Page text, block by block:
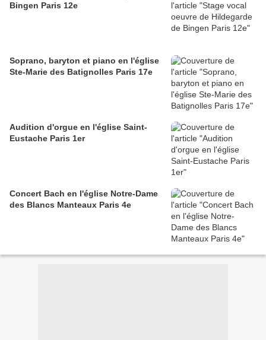
Bingen Paris 12e
Soprano, baryton et piano en l'église
Ste-Marie des Batignolles Paris 17e
Audition d'orgue en l'église Saint-
Eustache Paris 1er
Concert Bach en l'église Notre-Dame
des Blancs Manteaux Paris 4e